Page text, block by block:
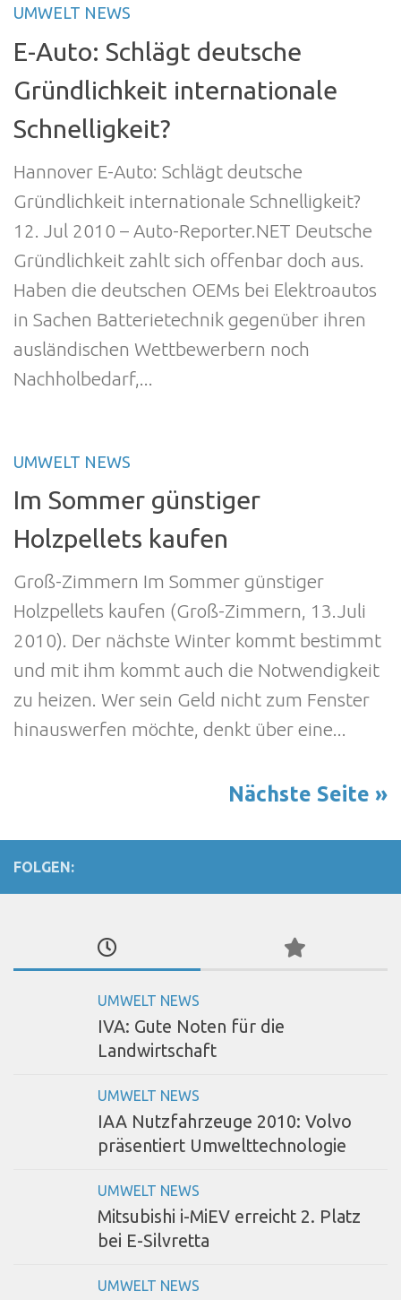
UMWELT NEWS
E-Auto: Schlägt deutsche
Gründlichkeit internationale
Schnelligkeit?
Hannover E-Auto: Schlägt deutsche
Gründlichkeit internationale Schnelligkeit?
12. Jul 2010 – Auto-Reporter.NET Deutsche
Gründlichkeit zahlt sich offenbar doch aus.
Haben die deutschen OEMs bei Elektroautos
in Sachen Batterietechnik gegenüber ihren
ausländischen Wettbewerbern noch
Nachholbedarf,...
UMWELT NEWS
Im Sommer günstiger
Holzpellets kaufen
Groß-Zimmern Im Sommer günstiger
Holzpellets kaufen (Groß-Zimmern, 13.Juli
2010). Der nächste Winter kommt bestimmt
und mit ihm kommt auch die Notwendigkeit
zu heizen. Wer sein Geld nicht zum Fenster
hinauswerfen möchte, denkt über eine...
Nächste Seite »
FOLGEN:
UMWELT NEWS
IVA: Gute Noten für die
Landwirtschaft
UMWELT NEWS
IAA Nutzfahrzeuge 2010: Volvo
präsentiert Umwelttechnologie
UMWELT NEWS
Mitsubishi i-MiEV erreicht 2. Platz
bei E-Silvretta
UMWELT NEWS